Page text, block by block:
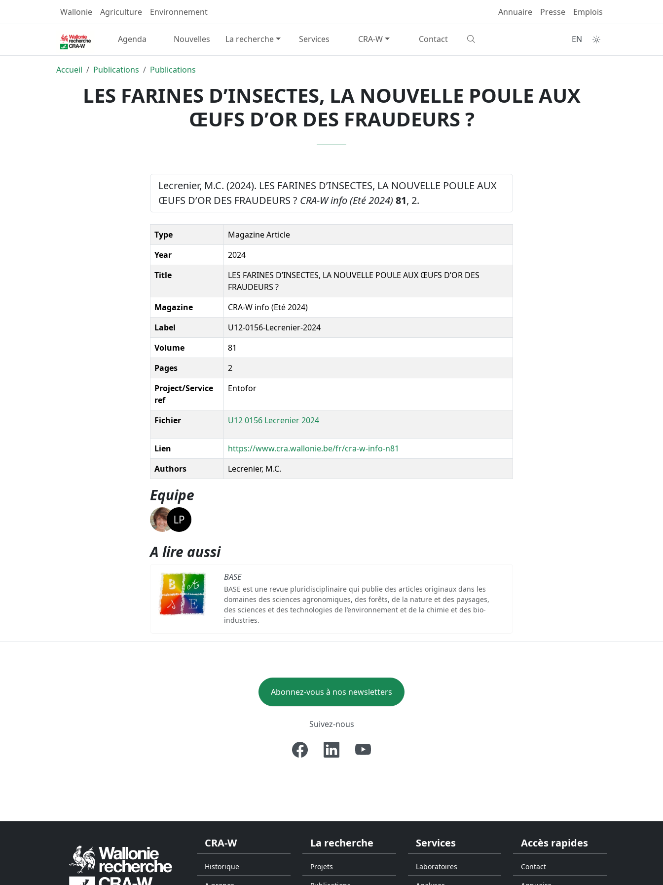
Wallonie Agriculture Environnement Annuaire Presse Emplois
Agenda Nouvelles La recherche Services CRA-W Contact EN
Accueil Publications Publications
LES FARINES D’INSECTES, LA NOUVELLE POULE AUX
ŒUFS D’OR DES FRAUDEURS ?
Lecrenier, M.C. (2024). LES FARINES D’INSECTES, LA NOUVELLE POULE AUX
ŒUFS D’OR DES FRAUDEURS ? CRA-W info (Eté 2024) 81, 2.
Type
Magazine Article
Year
2024
Title
LES FARINES D’INSECTES, LA NOUVELLE POULE AUX ŒUFS D’OR DES
FRAUDEURS ?
Magazine
CRA-W info (Eté 2024)
Label
U12-0156-Lecrenier-2024
Volume
81
Pages
2
Project/Service
ref
Entofor
Fichier U12 0156 Lecrenier 2024
Lien
https://www.cra.wallonie.be/fr/cra-w-info-n81
Authors
Lecrenier, M.C.
Equipe
A lire aussi
BASE
BASE est une revue pluridisciplinaire qui publie des articles originaux dans les
domaines des sciences agronomiques, des forêts, de la nature et des paysages,
des sciences et des technologies de l’environnement et de la chimie et des bio-
industries.
Abonnez-vous à nos newsletters
Suivez-nous
CRA-W
Historique
La recherche
Projets
Services
Laboratoires
Accès rapides
Contact